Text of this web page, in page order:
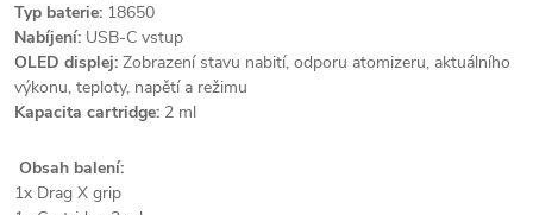
Typ baterie: 18650
Nabíjení: USB-C vstup
OLED displej: Zobrazení stavu nabití, odporu atomizeru, aktuálního
výkonu, teploty, napětí a režimu
Kapacita cartridge: 2 ml
Obsah balení:
1x Drag X grip